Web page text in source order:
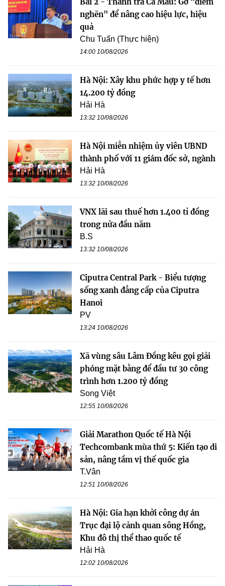
nghẽn" để nâng cao hiệu lực, hiệu
quả
Chu Tuấn (Thực hiện)
14:00 10/08/2026
Hà Nội: Xây khu phức hợp y tế hơn
14.200 tỷ đồng
Hải Hà
13:32 10/08/2026
Hà Nội miễn nhiệm ủy viên UBND
thành phố với 11 giám đốc sở, ngành
Hải Hà
13:32 10/08/2026
VNX lãi sau thuế hơn 1.400 tỉ đồng
trong nửa đầu năm
B.S
13:32 10/08/2026
Ciputra Central Park - Biểu tượng
sống xanh đẳng cấp của Ciputra
Hanoi
PV
13:24 10/08/2026
Xã vùng sâu Lâm Đồng kêu gọi giải
phóng mặt bằng để đầu tư 30 công
trình hơn 1.200 tỷ đồng
Song Việt
12:55 10/08/2026
Giải Marathon Quốc tế Hà Nội
Techcombank mùa thứ 5: Kiến tạo di
sản, nâng tầm vị thế quốc gia
T.Vân
12:51 10/08/2026
Hà Nội: Gia hạn khởi công dự án
Trục đại lộ cảnh quan sông Hồng,
Khu đô thị thể thao quốc tế
Hải Hà
12:02 10/08/2026